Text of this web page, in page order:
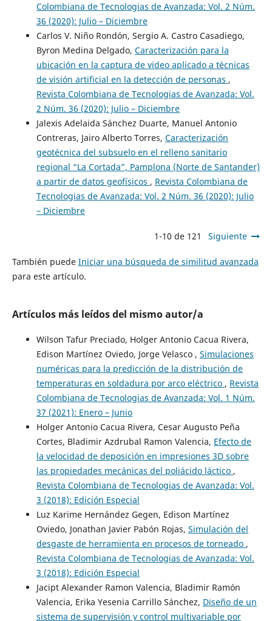
Colombiana de Tecnologias de Avanzada: Vol. 2 Núm.
36 (2020): Julio – Diciembre
Carlos V. Niño Rondón, Sergio A. Castro Casadiego,
Byron Medina Delgado, Caracterización para la
ubicación en la captura de video aplicado a técnicas
de visión artificial en la detección de personas ,
Revista Colombiana de Tecnologias de Avanzada: Vol.
2 Núm. 36 (2020): Julio – Diciembre
Jalexis Adelaida Sánchez Duarte, Manuel Antonio
Contreras, Jairo Alberto Torres, Caracterización
geotécnica del subsuelo en el relleno sanitario
regional “La Cortada”, Pamplona (Norte de Santander)
a partir de datos geofísicos , Revista Colombiana de
Tecnologias de Avanzada: Vol. 2 Núm. 36 (2020): Julio
– Diciembre
1-10 de 121 Siguiente
También puede Iniciar una búsqueda de similitud avanzada
para este artículo.
Artículos más leídos del mismo autor/a
Wilson Tafur Preciado, Holger Antonio Cacua Rivera,
Edison Martínez Oviedo, Jorge Velasco , Simulaciones
numéricas para la predicción de la distribución de
temperaturas en soldadura por arco eléctrico , Revista
Colombiana de Tecnologias de Avanzada: Vol. 1 Núm.
37 (2021): Enero – Junio
Holger Antonio Cacua Rivera, Cesar Augusto Peña
Cortes, Bladimir Azdrubal Ramon Valencia, Efecto de
la velocidad de deposición en impresiones 3D sobre
las propiedades mecánicas del poliácido láctico ,
Revista Colombiana de Tecnologias de Avanzada: Vol.
3 (2018): Edición Especial
Luz Karime Hernández Gegen, Edison Martínez
Oviedo, Jonathan Javier Pabón Rojas, Simulación del
desgaste de herramienta en procesos de torneado ,
Revista Colombiana de Tecnologias de Avanzada: Vol.
3 (2018): Edición Especial
Jacipt Alexander Ramon Valencia, Bladimir Ramón
Valencia, Erika Yesenia Carrillo Sánchez, Diseño de un
sistema de supervisión y control multivariable por